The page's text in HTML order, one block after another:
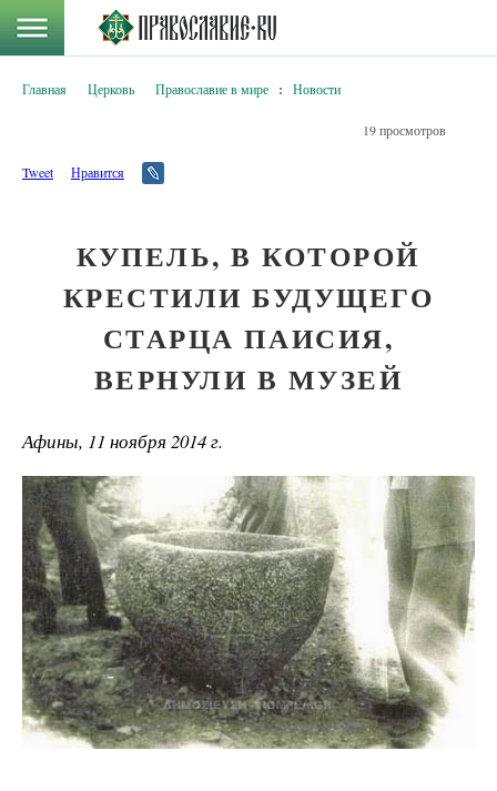
Главная Церковь Православие в мире : Новости
19 просмотров
Tweet Нравится
КУПЕЛЬ, В КОТОРОЙ
КРЕСТИЛИ БУДУЩЕГО
СТАРЦА ПАИСИЯ,
ВЕРНУЛИ В МУЗЕЙ
Афины, 11 ноября 2014 г.